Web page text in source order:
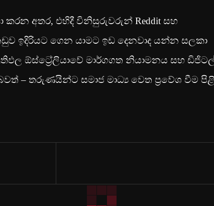
කරන අතර, එහිදී විනිසුරුවරුන් Reddit සහ
ගෙන යාමට ඉඩ දෙනවාද යන්න සලකා
ඕස්ට්‍රේලියාවේ මාර්ගගත නියාමනය සහ
– තරුණයින්ට සමාජ මාධ්‍ය වෙත ප්‍රවේශ වීම